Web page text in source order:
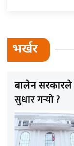
भर्खर
बालेन सरकारले
सुधार गर्‍यो ?